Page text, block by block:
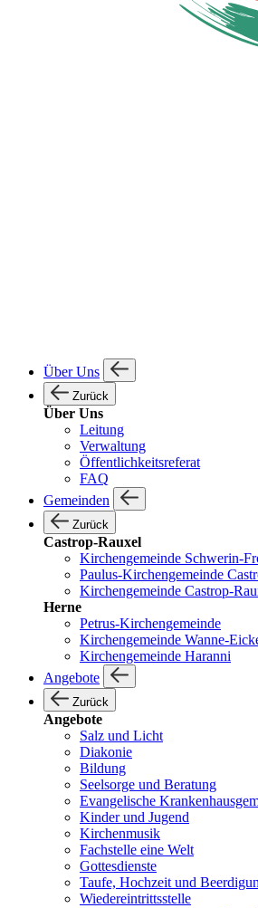
Über Uns
Zurück
Über Uns
Leitung
Verwaltung
Öffentlichkeitsreferat
FAQ
Gemeinden
Zurück
Castrop-Rauxel
Kirchengemeinde Schwerin-
Paulus-Kirchengemeinde
Kirchengemeinde Castrop-
Herne
Petrus-Kirchengemeinde
Kirchengemeinde Wanne-
Kirchengemeinde Haranni
Angebote
Zurück
Angebote
Salz und Licht
Diakonie
Bildung
Seelsorge und Beratung
Evangelische
Kinder und Jugend
Kirchenmusik
Fachstelle eine Welt
Gottesdienste
Taufe, Hochzeit und
Wiedereintrittsstelle